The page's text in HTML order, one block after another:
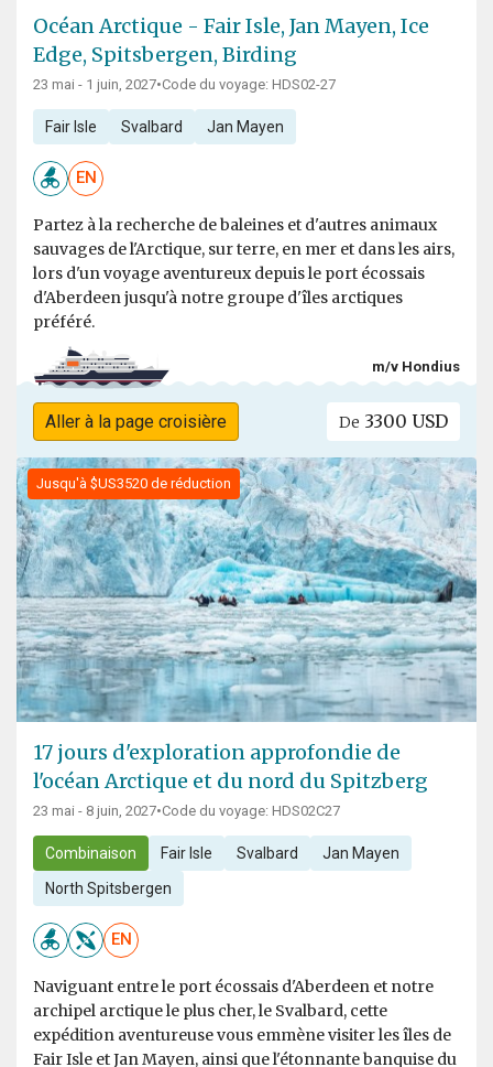
Océan Arctique - Fair Isle, Jan Mayen, Ice
Edge, Spitsbergen, Birding
23 mai - 1 juin, 2027•Code du voyage: HDS02-27
Fair Isle Svalbard Jan Mayen
EN
Partez à la recherche de baleines et d'autres animaux
sauvages de l'Arctique, sur terre, en mer et dans les airs,
lors d'un voyage aventureux depuis le port écossais
d'Aberdeen jusqu'à notre groupe d'îles arctiques
préféré.
m/v Hondius
Aller à la page croisière De 3300 USD
Jusqu'à $US3520 de réduction
17 jours d'exploration approfondie de
l'océan Arctique et du nord du Spitzberg
23 mai - 8 juin, 2027•Code du voyage: HDS02C27
Combinaison Fair Isle Svalbard Jan Mayen
North Spitsbergen
EN
Naviguant entre le port écossais d'Aberdeen et notre
archipel arctique le plus cher, le Svalbard, cette
expédition aventureuse vous emmène visiter les îles de
Fair Isle et Jan Mayen, ainsi que l'étonnante banquise du